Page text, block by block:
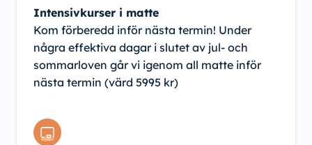
Intensivkurser i matte
Kom förberedd inför nästa termin! Under
några effektiva dagar i slutet av jul- och
sommarloven går vi igenom all matte inför
nästa termin (värd 5995 kr)